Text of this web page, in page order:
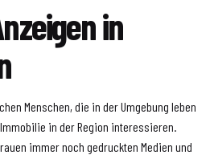
in
Menschen, die in der Umgebung leben
in der Region interessieren.
immer noch gedruckten Medien und